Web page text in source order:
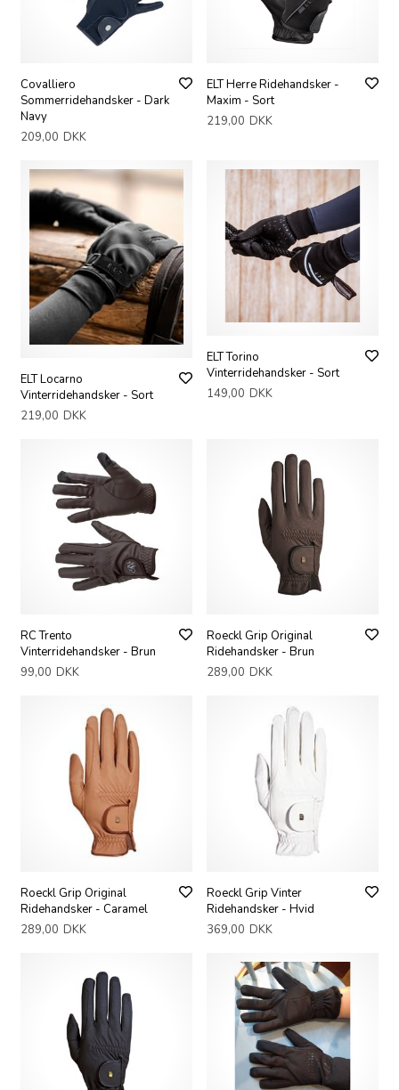
Covalliero
Sommerridehandsker - Dark
Navy
209,00 DKK
ELT Herre Ridehandsker -
Maxim - Sort
219,00 DKK
ELT Locarno
Vinterridehandsker - Sort
219,00 DKK
ELT Torino
Vinterridehandsker - Sort
149,00 DKK
RC Trento
Vinterridehandsker - Brun
99,00 DKK
Roeckl Grip Original
Ridehandsker - Brun
289,00 DKK
Roeckl Grip Original
Ridehandsker - Caramel
289,00 DKK
Roeckl Grip Vinter
Ridehandsker - Hvid
369,00 DKK